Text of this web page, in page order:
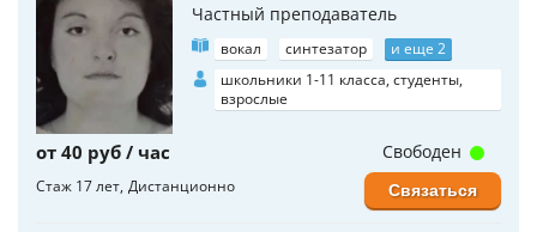
Частный преподаватель
вокал синтезатор
и еще 2
школьники 1-11 класса, студенты,
взрослые
от 40 руб / час
Стаж 17 лет Дистанционно
Свободен
Связаться